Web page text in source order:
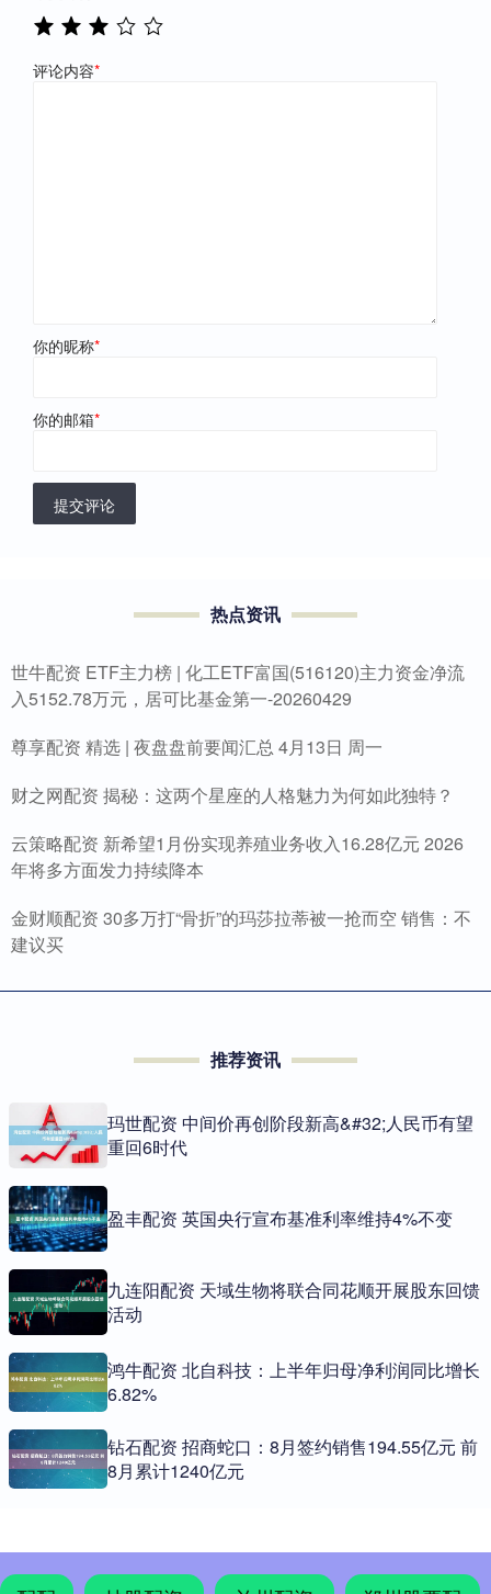
评论内容*
你的昵称*
你的邮箱*
提交评论
热点资讯
世牛配资 ETF主力榜 | 化工ETF富国(516120)主力资金净流
入5152.78万元，居可比基金第一-20260429
尊享配资 精选 | 夜盘盘前要闻汇总 4月13日 周一
财之网配资 揭秘：这两个星座的人格魅力为何如此独特？
云策略配资 新希望1月份实现养殖业务收入16.28亿元 2026
年将多方面发力持续降本
金财顺配资 30多万打“骨折”的玛莎拉蒂被一抢而空 销售：不
建议买
推荐资讯
玛世配资 中间价再创阶段新高&#32;人民币有望
重回6时代
盈丰配资 英国央行宣布基准利率维持4%不变
九连阳配资 天域生物将联合同花顺开展股东回馈
活动
鸿牛配资 北自科技：上半年归母净利润同比增长
6.82%
钻石配资 招商蛇口：8月签约销售194.55亿元 前
8月累计1240亿元